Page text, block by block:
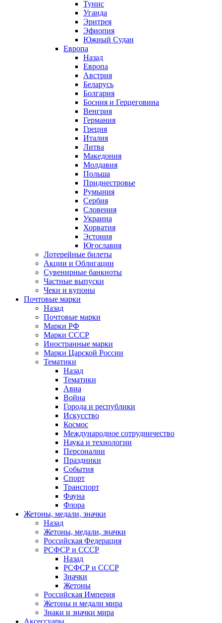
Тунис
Уганда
Эритрея
Эфиопия
Южный Судан
Европа
Назад
Европа
Австрия
Беларусь
Болгария
Босния и Герцеговина
Венгрия
Германия
Греция
Италия
Литва
Македония
Молдавия
Польша
Приднестровье
Румыния
Сербия
Словения
Украина
Хорватия
Эстония
Югославия
Лотерейные билеты
Акции и Облигации
Сувенирные банкноты
Частные выпуски
Чеки и купоны
Почтовые марки
Назад
Почтовые марки
Марки РФ
Марки СССР
Иностранные марки
Марки Царской России
Тематики
Назад
Тематики
Авиа
Война
Города и республики
Искусство
Космос
Международное сотрудничество
Наука и технологии
Персоналии
Праздники
События
Спорт
Транспорт
Фауна
Флора
Жетоны, медали, значки
Назад
Жетоны, медали, значки
Российская Федерация
РСФСР и СССР
Назад
РСФСР и СССР
Значки
Жетоны
Российская Империя
Жетоны и медали мира
Знаки и значки мира
Аксессуары